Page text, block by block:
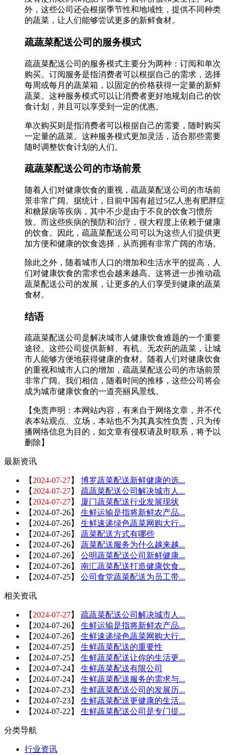
外，这些公司还会根据季节性和地域性，提供不同种类
的蔬菜，让人们能够尝试更多的新鲜食材。
疏蔬菜配送公司的服务模式
疏蔬菜配送公司的服务模式主要分为两种：订阅和单次
购买。订阅服务是指消费者可以根据自己的需求，选择
每周或每月的蔬菜箱，以固定的价格获得一定量的新鲜
蔬菜。这种服务模式可以让消费者更好地规划自己的饮
食计划，并且可以享受到一定的优惠。
单次购买则是指消费者可以根据自己的需要，随时购买
一定量的蔬菜。这种服务模式更加灵活，适合那些需要
随时调整饮食计划的人们。
疏蔬菜配送公司的市场前景
随着人们对健康饮食的重视，疏蔬菜配送公司的市场前
景非常广阔。据统计，目前中国有超过5亿人患有肥胖症
和糖尿病等疾病，其中不少是由于不良的饮食习惯所
致。而这些疾病的预防和治疗，很大程度上依赖于健康
的饮食。因此，疏蔬菜配送公司可以为这些人们提供更
加方便和健康的饮食选择，从而拥有非常广阔的市场。
除此之外，随着城市人口的增加和生活水平的提高，人
们对健康饮食的需求也会越来越高。这将进一步推动疏
蔬菜配送公司的发展，让更多的人们享受到健康的蔬菜
食材。
结语
疏蔬菜配送公司是解决城市人健康饮食难题的一个重要
途径。这些公司提供新鲜、有机、无农药的蔬菜，让城
市人能够方便地获得健康的食材。随着人们对健康饮食
的重视和城市人口的增加，疏蔬菜配送公司的市场前景
非常广阔。我们相信，随着时间的推移，这些公司将会
成为城市健康饮食的一道亮丽风景线。
【免责声明：本网站内容，有来自于网络文章，并不代
表本站观点、立场，本站也不为其真实性负责，只为传
播网络信息为目的，如文章有侵权请及时联系，将予以
删除】
最新资讯
【2024-07-27】 博罗蔬菜配送新鲜健康的选...
【2024-07-27】 疏蔬菜配送公司解决城市人...
【2024-07-27】 厦门蔬菜配送行业发展现状
【2024-07-26】 生鲜运输是指将新鲜农产品...
【2024-07-26】 生鲜速递绿色蔬菜网购大行...
【2024-07-26】 蔬菜配送方式有哪些
【2024-07-26】 蔬菜配送服务为什么越来越...
【2024-07-26】 公明蔬菜配送公司新鲜健康...
【2024-07-26】 南汇蔬菜配送打造健康饮食...
【2024-07-25】 公司食堂蔬菜配送为员工带...
相关资讯
【2024-07-27】 疏蔬菜配送公司解决城市人...
【2024-07-26】 生鲜运输是指将新鲜农产品...
【2024-07-26】 生鲜速递绿色蔬菜网购大行...
【2024-07-25】 生鲜蔬菜配送的重要性
【2024-07-25】 生鲜蔬菜配送让你的生活更...
【2024-07-24】 生鲜蔬菜配送有限公司
【2024-07-24】 生鲜蔬菜配送服务的需求与...
【2024-07-23】 生鲜蔬菜配送公司的发展历...
【2024-07-23】 生鲜蔬菜配送更健康的生活...
【2024-07-22】 生鲜蔬菜配送公司是专门提...
分类导航
行业资讯